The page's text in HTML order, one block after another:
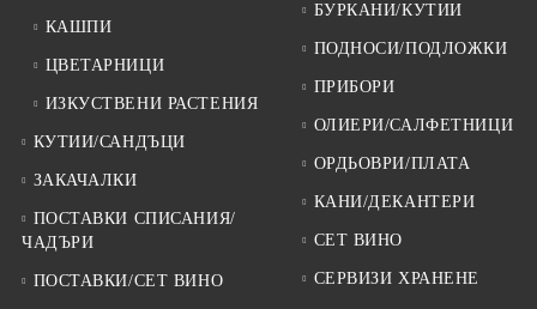
КАШПИ
ЦВЕТАРНИЦИ
ИЗКУСТВЕНИ РАСТЕНИЯ
КУТИИ/САНДЪЦИ
ЗАКАЧАЛКИ
ПОСТАВКИ СПИСАНИЯ/
ЧАДЪРИ
ПОСТАВКИ/СЕТ ВИНО
БУРКАНИ/КУТИИ
ПОДНОСИ/ПОДЛОЖКИ
ПРИБОРИ
ОЛИЕРИ/САЛФЕТНИЦИ
ОРДЬОВРИ/ПЛАТА
КАНИ/ДЕКАНТЕРИ
СЕТ ВИНО
СЕРВИЗИ ХРАНЕНЕ